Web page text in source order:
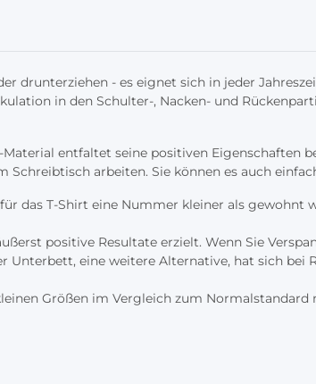
drunterziehen - es eignet sich in jeder
in den Schulter-, Nacken- und
entfaltet seine positiven Eigenschaften
arbeiten. Sie können es auch
das T-Shirt eine Nummer kleiner als gewohnt
positive Resultate erzielt. Wenn Sie
Unterbett, eine weitere Alternative, hat sich bei
Größen im Vergleich zum